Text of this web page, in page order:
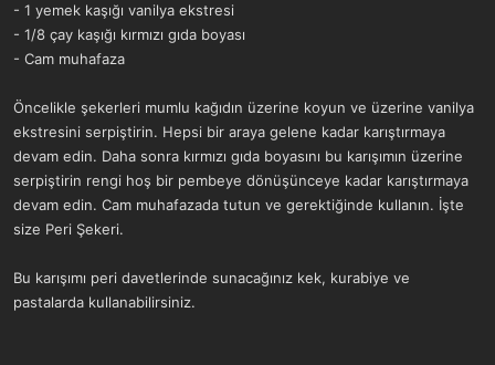
- 1 yemek kaşığı vanilya ekstresi
- 1/8 çay kaşığı kırmızı gıda boyası
- Cam muhafaza
Öncelikle şekerleri mumlu kağıdın üzerine koyun ve üzerine vanilya
ekstresini serpiştirin. Hepsi bir araya gelene kadar karıştırmaya
devam edin. Daha sonra kırmızı gıda boyasını bu karışımın üzerine
serpiştirin rengi hoş bir pembeye dönüşünceye kadar karıştırmaya
devam edin. Cam muhafazada tutun ve gerektiğinde kullanın. İşte
size Peri Şekeri.
Bu karışımı peri davetlerinde sunacağınız kek, kurabiye ve
pastalarda kullanabilirsiniz.